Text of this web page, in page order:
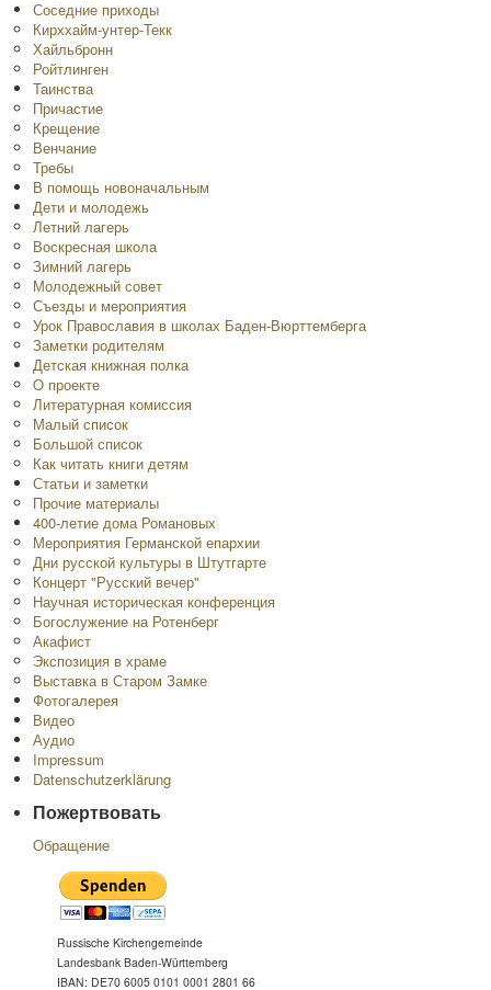
Соседние приходы
Кирххайм-унтер-Текк
Хайльбронн
Ройтлинген
Таинства
Причастие
Крещение
Венчание
Требы
В помощь новоначальным
Дети и молодежь
Летний лагерь
Воскресная школа
Зимний лагерь
Молодежный совет
Съезды и мероприятия
Урок Православия в школах Баден-Вюрттемберга
Заметки родителям
Детская книжная полка
O проекте
Литературная комиссия
Малый список
Большой список
Как читать книги детям
Статьи и заметки
Прочие материалы
400-летие дома Романовых
Мероприятия Германской епархии
Дни русской культуры в Штутгарте
Концерт "Русский вечер"
Научная историческая конференция
Богослужение на Ротенберг
Акафист
Экспозиция в храме
Выставка в Старом Замке
Фотогалерея
Видео
Аудио
Impressum
Datenschutzerklärung
Пожертвовать
Обращение
Russische Kirchengemeinde
Landesbank Baden-Württemberg
IBAN: DE70 6005 0101 0001 2801 66